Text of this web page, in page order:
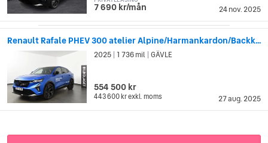
24 nov. 2025
7 690 kr/mån
Renault Rafale PHEV 300 atelier Alpine/Harmankardon/Backk...
27 aug. 2025
2025 1 736 mil GÄVLE
554 500 kr
443 600 krexkl. moms